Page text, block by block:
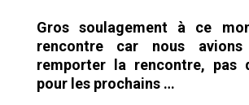
Gros soulagement à ce
rencontre car nous
remporter la rencontre, pas
pour les prochains …